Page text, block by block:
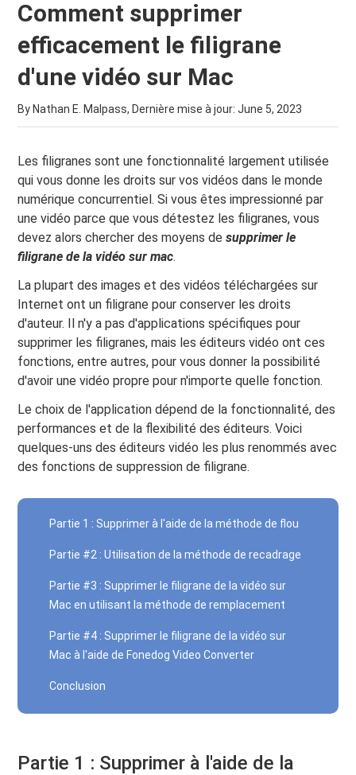
Comment supprimer
efficacement le filigrane
d'une vidéo sur Mac
By Nathan E. Malpass, Dernière mise à jour:June 5, 2023
Les filigranes sont une fonctionnalité largement utilisée
qui vous donne les droits sur vos vidéos dans le monde
numérique concurrentiel. Si vous êtes impressionné par
une vidéo parce que vous détestez les filigranes, vous
devez alors chercher des moyens desupprimer le
filigrane de la vidéo sur mac.
La plupart des images et des vidéos téléchargées sur
Internet ont un filigrane pour conserver les droits
d'auteur. Il n'y a pas d'applications spécifiques pour
supprimer les filigranes, mais les éditeurs vidéo ont ces
fonctions, entre autres, pour vous donner la possibilité
d'avoir une vidéo propre pour n'importe quelle fonction.
Le choix de l'application dépend de la fonctionnalité, des
performances et de la flexibilité des éditeurs. Voici
quelques-uns des éditeurs vidéo les plus renommés avec
des fonctions de suppression de filigrane.
Partie 1 : Supprimer à l'aide de la méthode de flou
Partie #2 : Utilisation de la méthode de recadrage
Partie #3 : Supprimer le filigrane de la vidéo sur
Mac en utilisant la méthode de remplacement
Partie #4 : Supprimer le filigrane de la vidéo sur
Mac à l'aide de Fonedog Video Converter
Conclusion
Partie 1 : Supprimer à l'aide de la